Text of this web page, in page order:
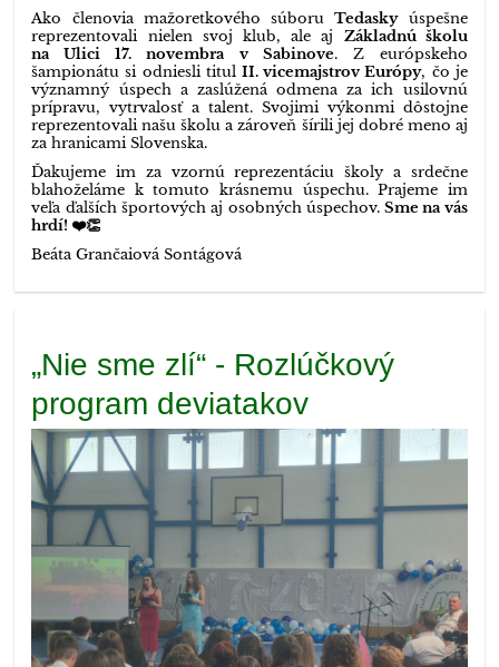
Ako členovia mažoretkového súboru Tedaskyúspešne
reprezentovali nielen svoj klub, ale aj
Základnú školu
na Ulici 17. novembra v Sabinove. Z európskeho
šampionátu si odniesli titul II. vicemajstrov Európy, čo je
významný úspech a zaslúžená odmena za ich usilovnú
prípravu, vytrvalosť a talent. Svojimi výkonmi dôstojne
reprezentovali našu školu a zároveň šírili jej dobré meno aj
za hranicami Slovenska.
Ďakujeme im za vzornú reprezentáciu školy a srdečne
blahoželáme k tomuto krásnemu úspechu. Prajeme im
veľa ďalších športových aj osobných úspechov. Sme na vás
hrdí! ❤️👏
Beáta Grančaiová Sontágová
„Nie sme zlí“ - Rozlúčkový
program deviatakov